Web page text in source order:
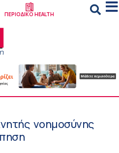
ΠΕΡΙΟΔΙΚΟ HEALTH
νοημοσύνης